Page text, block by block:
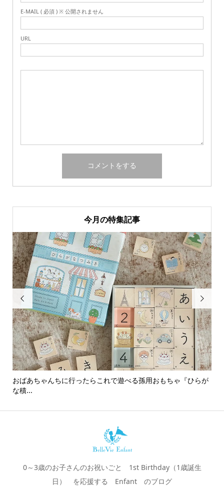
E-MAIL ( 必須 ) ※ 公開されません
URL
今月の特集記事

おばあちゃんちに行ったらこれで遊べる孫用おもちゃ『ひらが
な積...

0～3歳のお子さんのお祝いごと 1st Birthday（1歳誕生
日） を応援する Enfant のブログ